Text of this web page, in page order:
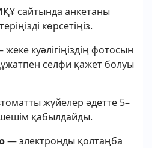
сайтында анкетаны
көрсетіңіз.
куәлігіңіздің фотосын
селфи қажет болуы
жүйелер әдетте 5–
қабылдайды.
— электронды қолтаңба